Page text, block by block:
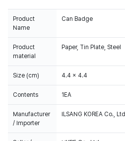
Product
Name
Can Badge
Product
material
Paper, Tin Plate, Steel
Size (cm) 4.4 x 4.4
Contents 1EA
Manufacturer
/ Importer
ILSANG KOREA Co., Ltd